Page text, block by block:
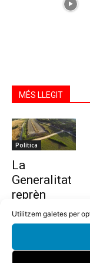
Utilitzem galetes per
MÉS LLEGIT
Política
La
Generalitat
reprèn
l’estudi per
allargar la
Tordera